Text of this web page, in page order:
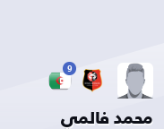
9
محمد فالمي